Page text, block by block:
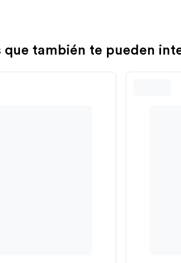
que también te pueden